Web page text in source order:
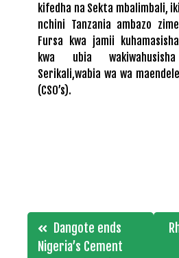
kifedha na Sekta mbalimbali,
nchini Tanzania ambazo
Fursa kwa jamii
kwa ubia
Serikali,wabia wa wa
(CSO’s).
Post
navigation
Dangote ends
Nigeria’s Cement